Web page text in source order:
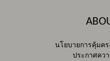
นโยบายการคุ้มค
ประกาศคว